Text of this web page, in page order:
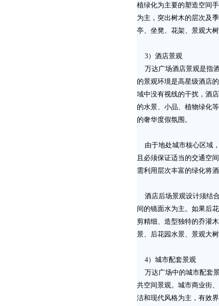
植绿化为主要的塑造空间
为主，突出树木的层次及
亭、坐凳、花架、景观大
3）酒店景观
万达广场酒店景观是指
的景观环境是高星级酒店
域中没有视线的干扰，酒
的水景、小品、植物绿化
的奢华度假氛围。
由于地处城市核心区域
且必须保证适当的交通空
需利用层次丰富的绿化将
酒店后场景观设计须结
间的镜面水为主。如果后
剪精细、造型独特的乔灌
景、后花园水景、景观大
4）城市配套景观
万达广场中的城市配套
共空间景观。城市商业街
洁和现代风格为主，有效